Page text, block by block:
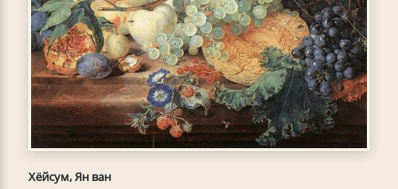
Хёйсум, Ян ван